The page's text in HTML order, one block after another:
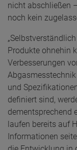
nicht abschließen
noch kein
Produkte ohnehin
Verbesserungen
und
definiert sind,
dementsprechend
laufen bereits auf
Informationen